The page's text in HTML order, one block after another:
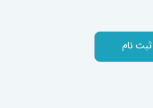
ثبت نام